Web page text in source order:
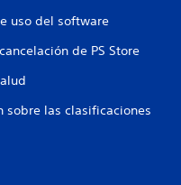
uso del software
de PS Store
sobre las clasificaciones